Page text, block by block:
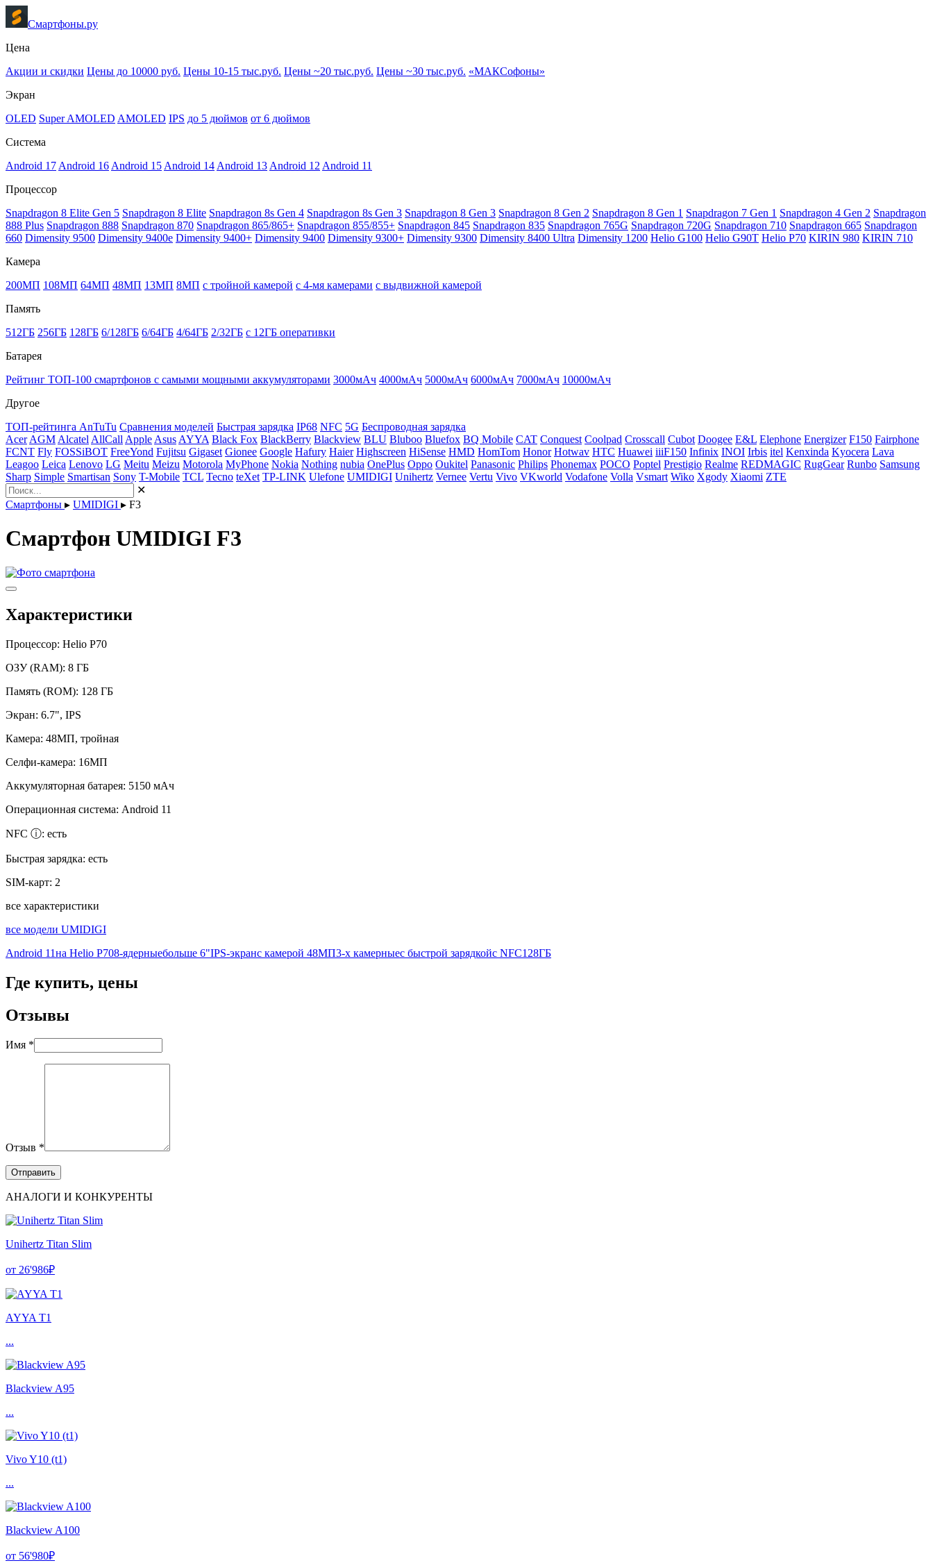
Смартфоны.ру
Цена
Акции и скидки Цены до 10000 руб. Цены 10-15 тыс.руб. Цены ~20 тыс.руб. Цены ~30 тыс.руб. «МАКСофоны»
Экран
OLED Super AMOLED AMOLED IPS до 5 дюймов от 6 дюймов
Система
Android 17 Android 16 Android 15 Android 14 Android 13 Android 12 Android 11
Процессор
Snapdragon 8 Elite Gen 5 Snapdragon 8 Elite Snapdragon 8s Gen 4 Snapdragon 8s Gen 3 Snapdragon 8 Gen 3 Snapdragon 8 Gen 2 Snapdragon 8 Gen 1 Snapdragon 7 Gen 1 Snapdragon 4 Gen 2 Snapdragon
888 Plus Snapdragon 888 Snapdragon 870 Snapdragon 865/865+ Snapdragon 855/855+ Snapdragon 845 Snapdragon 835 Snapdragon 765G Snapdragon 720G Snapdragon 710 Snapdragon 665 Snapdragon
660 Dimensity 9500 Dimensity 9400e Dimensity 9400+ Dimensity 9400 Dimensity 9300+ Dimensity 9300 Dimensity 8400 Ultra Dimensity 1200 Helio G100 Helio G90T Helio P70 KIRIN 980 KIRIN 710
Камера
200МП 108МП 64МП 48МП 13МП 8МП с тройной камерой с 4-мя камерами с выдвижной камерой
Память
512ГБ 256ГБ 128ГБ 6/128ГБ 6/64ГБ 4/64ГБ 2/32ГБ с 12ГБ оперативки
Батарея
Рейтинг ТОП-100 смартфонов с самыми мощными аккумуляторами 3000мАч 4000мАч 5000мАч 6000мАч 7000мАч 10000мАч
Другое
ТОП-рейтинга AnTuTu Сравнения моделей Быстрая зарядка IP68 NFC 5G Беспроводная зарядка
Acer AGM Alcatel AllCall Apple Asus AYYA Black Fox BlackBerry Blackview BLU Bluboo Bluefox BQ Mobile CAT Conquest Coolpad Crosscall Cubot Doogee E&L Elephone Energizer F150 Fairphone
FCNT Fly FOSSiBOT FreeYond Fujitsu Gigaset Gionee Google Hafury Haier Highscreen HiSense HMD HomTom Honor Hotwav HTC Huawei iiiF150 Infinix INOI Irbis itel Kenxinda Kyocera Lava
Leagoo Leica Lenovo LG Meitu Meizu Motorola MyPhone Nokia Nothing nubia OnePlus Oppo Oukitel Panasonic Philips Phonemax POCO Poptel Prestigio Realme REDMAGIC RugGear Runbo Samsung
Sharp Simple Smartisan Sony T-Mobile TCL Tecno teXet TP-LINK Ulefone UMIDIGI Unihertz Vernee Vertu Vivo VKworld Vodafone Volla Vsmart Wiko Xgody Xiaomi ZTE
✕
Смартфоны ▸ UMIDIGI ▸ F3
Смартфон UMIDIGI F3
Характеристики
Процессор: Helio P70
ОЗУ (RAM): 8 ГБ
Память (ROM): 128 ГБ
Экран: 6.7", IPS
Камера: 48МП, тройная
Селфи-камера: 16МП
Аккумуляторная батарея: 5150 мАч
Операционная система: Android 11
NFC ⓘ: есть
Быстрая зарядка: есть
SIM-карт: 2
все характеристики
все модели UMIDIGI
Android 11на Helio P708-ядерныебольше 6"IPS-экранс камерой 48МП3-х камерныес быстрой зарядкойс NFC128ГБ
Где купить, цены
Отзывы
Имя *
Отзыв *
АНАЛОГИ И КОНКУРЕНТЫ
Unihertz Titan Slim
от 26'986₽
AYYA T1
...
Blackview A95
...
Vivo Y10 (t1)
...
Blackview A100
от 56'980₽